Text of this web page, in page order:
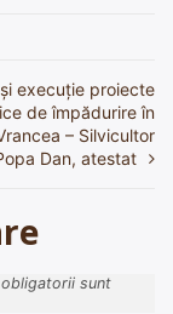
execuție proiecte
de împădurire în
– Silvicultor
Dan, atestat
obligatorii sunt